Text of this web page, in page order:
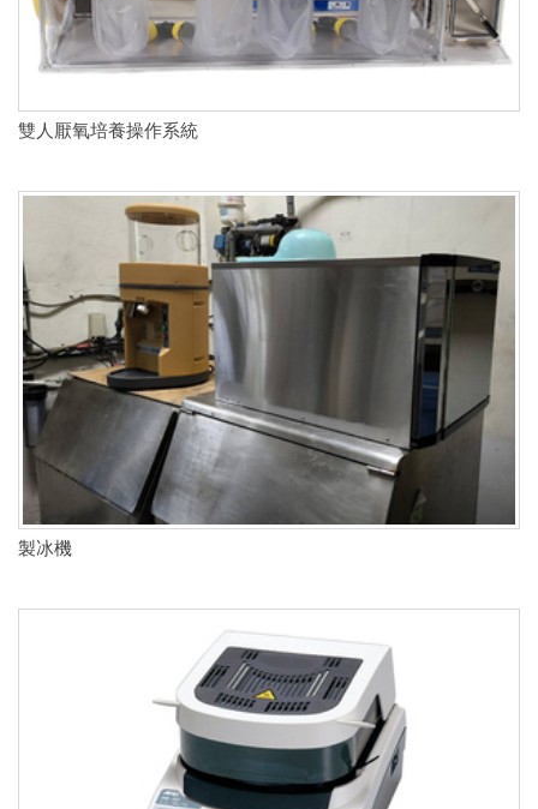
雙人厭氧培養操作系統
製冰機